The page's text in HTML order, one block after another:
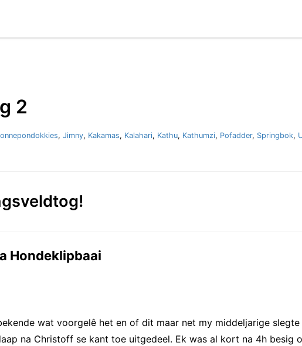
2
,Jimny, Kakamas, Kalahari, Kathu, Kathumzi, Pofadder, Springbok,
Hondeklipbaai
wat voorgelê het en of dit maar net my middeljarige slegte
na Christoff se kant toe uitgedeel. Ek was al kort na 4h besig